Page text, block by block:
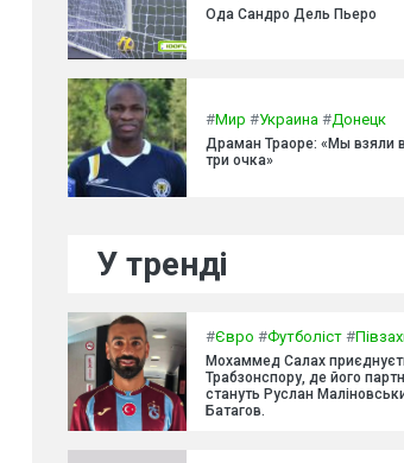
Ода Сандро Дель Пьеро
#Мир #Украина #Донецк
Драман Траоре: «Мы взяли
три очка»
У тренді
#Євро #Футболіст #
Мохаммед Салах
Трабзонспору, де його
стануть Руслан
Батагов.